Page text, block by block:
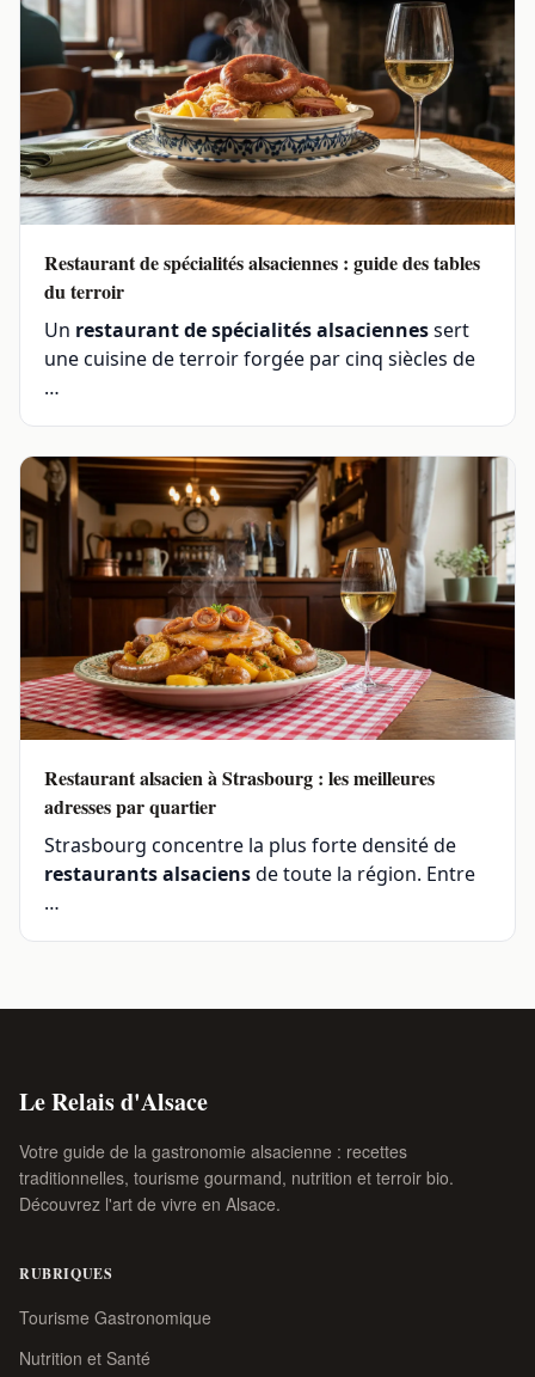
Restaurant de spécialités alsaciennes : guide des tables
du terroir
Un restaurant de spécialités alsaciennessert
une cuisine de terroir forgée par cinq siècles de
…
Restaurant alsacien à Strasbourg : les meilleures
adresses par quartier
Strasbourg concentre la plus forte densité de
restaurants alsaciensde toute la région. Entre
…
Le Relais d'Alsace
Votre guide de la gastronomie alsacienne : recettes
traditionnelles, tourisme gourmand, nutrition et terroir bio.
Découvrez l'art de vivre en Alsace.
RUBRIQUES
Tourisme Gastronomique
Nutrition et Santé